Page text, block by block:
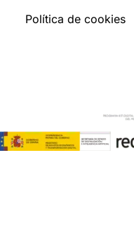
Política de cookies